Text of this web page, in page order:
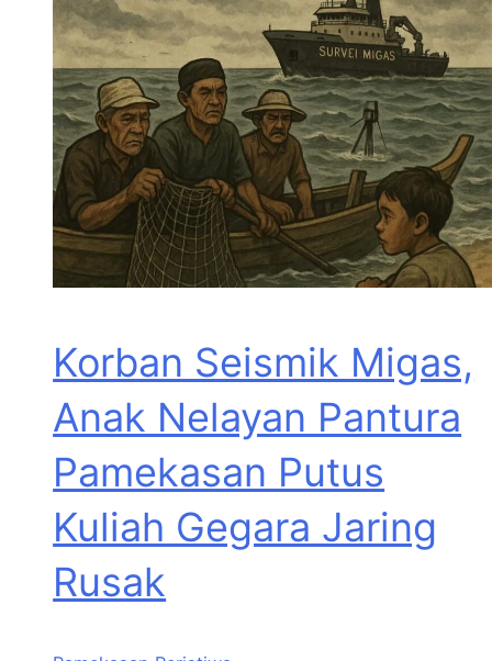
Korban Seismik Migas,
Anak Nelayan Pantura
Pamekasan Putus
Kuliah Gegara Jaring
Rusak